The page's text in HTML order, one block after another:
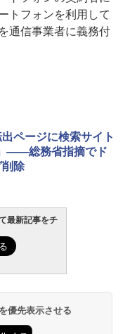
トフォンを利用して
通信事業者に義務付
ページに検索サイト
――総務省指摘でド
除
最新記事をチ
優先表示させる